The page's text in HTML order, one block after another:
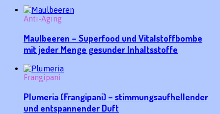
Anti-Aging
Maulbeeren – Superfood und Vitalstoffbombe
mit jeder Menge gesunder Inhaltsstoffe
Frangipani
Plumeria (Frangipani) – stimmungsaufhellender
und entspannender Duft